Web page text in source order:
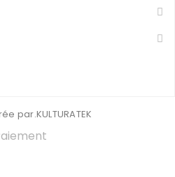
par.KULTURATEK